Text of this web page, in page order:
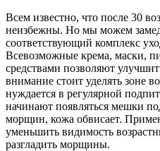
Всем известно, что после 30
неизбежны. Но мы можем
соответствующий комплекс
Всевозможные крема, маски,
средствами позволяют
внимание стоит уделять зоне
нуждается в регулярной
начинают появляться мешки
морщин, кожа обвисает.
уменьшить видимость
разгладить морщины.